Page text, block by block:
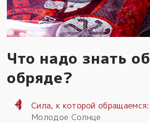
Что надо знать об
обряде?
Сила, к которой обращаемся:
Молодое Солнце